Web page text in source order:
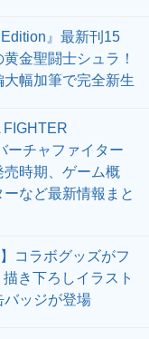
』最新刊15
金聖闘士シュラ！
幅加筆で完全新生
FIGHTER
ーチャファイター
売時期、ゲーム概
など最新情報まと
コラボグッズがフ
き下ろしイラスト
バッジが登場